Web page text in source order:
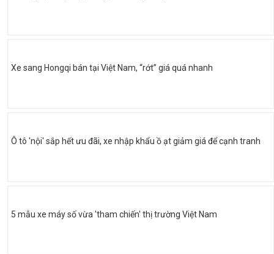
Xe sang Hongqi bán tại Việt Nam, “rớt” giá quá nhanh
Ô tô 'nội' sắp hết ưu đãi, xe nhập khẩu ồ ạt giảm giá để cạnh tranh
5 mẫu xe máy số vừa 'tham chiến' thị trường Việt Nam